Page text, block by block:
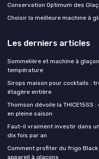
Conservation Optimum des
Choisir la meilleure machine à
Les derniers articles
Sommelière et machine à
température
Sirops maison pour cocktails :
étagère entière
Thomson dévoile la THICE15SS
en pleine saison
Faut-il vraiment investir dans
dix fois par an
Comment profiter du frigo
appareil à glaçons